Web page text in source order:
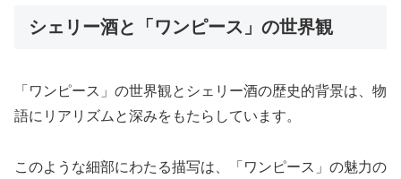
シェリー酒と「ワンピース」の世界観
「ワンピース」の世界観とシェリー酒の歴史的背景は、物
語にリアリズムと深みをもたらしています。
このような細部にわたる描写は、「ワンピース」の魅力の